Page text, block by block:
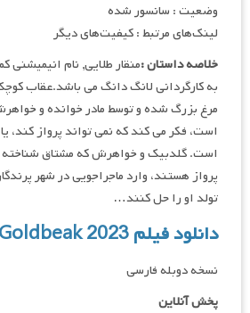
وضعیت : سانسور شده
لینک‌های مرتبط : کیفیت‌های دیگر
خلاصه داستان :
به کارگردانی لانگ دانگ می باشد.عقاب
مرغ بزرگ شده و توسط مادر خوانده و
است، فکر می کند که نمی تواند پرواز کند،
است. گلدبیک و خواهرش که مشتاق شناخته
پرواز هستند، وارد ماجراجویی در شهر
تولد او را حل کنند…
دانلود فیلم Goldbeak 2023
نسخه دوبله فارسی
پخش آنلاین